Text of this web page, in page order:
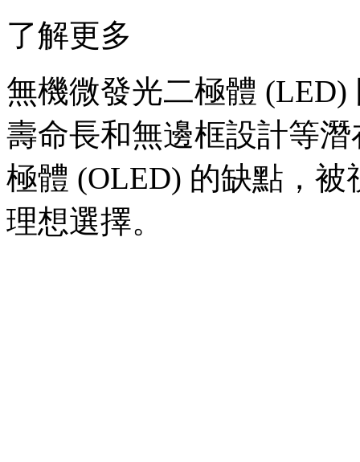
了解更多
無機微發光二極體
壽命長和無邊框設計等
極體 (OLED) 的缺點，
理想選擇。